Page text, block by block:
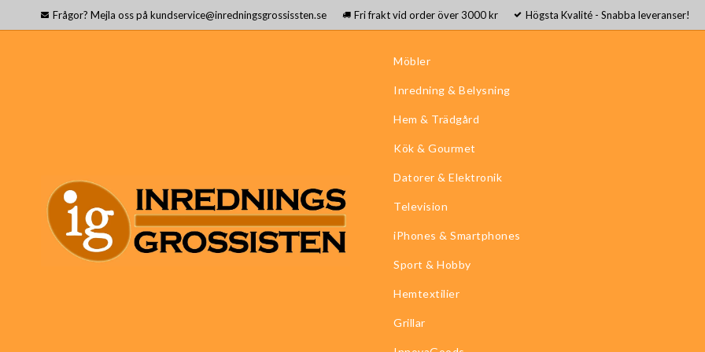
Frågor? Mejla oss på kundservice@inredningsgrossissten.se Fri frakt vid order över 3000 kr Högsta Kvalité - Snabba leveranser!
Möbler
Inredning & Belysning
Hem & Trädgård
Kök & Gourmet
Datorer & Elektronik
Television
iPhones & Smartphones
Sport & Hobby
Hemtextilier
Grillar